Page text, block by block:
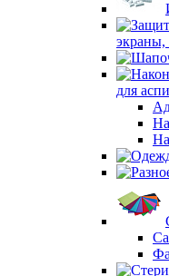
экраны,
для